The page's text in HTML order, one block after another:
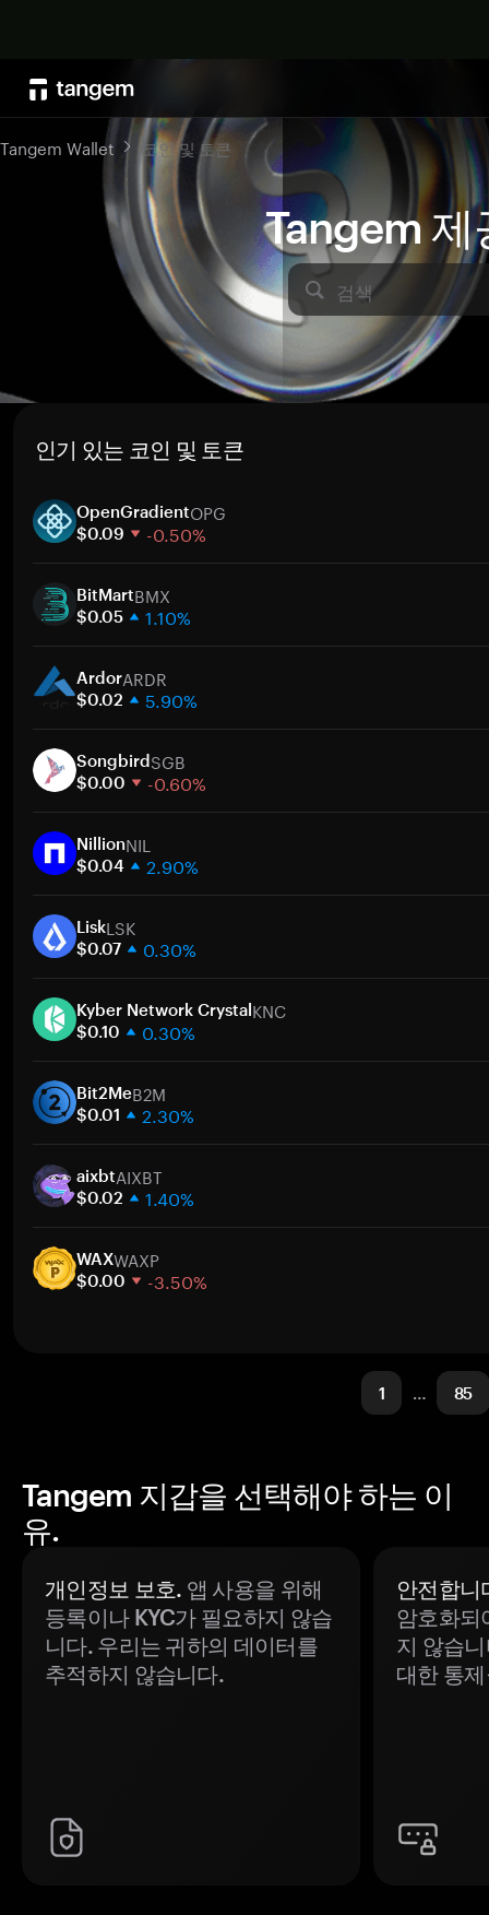
Tangem 제
검색
Tangem Wallet 코인 및 토큰
인기 있는 코인 및 토큰
OpenGradientOPG
$0.09 -0.50%
30일
시가총액
BitMartBMX
$0.05 1.10%
30일
시가총액
ArdorARDR
$0.02 5.90%
30일
시가총액
SongbirdSGB
$0.00 -0.60%
30일
시가총액
NillionNIL
$0.04 2.90%
30일
시가총액
LiskLSK
$0.07 0.30%
30일
시가총액
Kyber Network CrystalKNC
$0.10 0.30%
30일
시가총액
Bit2MeB2M
$0.01 2.30%
30일
시가총액
aixbtAIXBT
$0.02 1.40%
30일
시가총액
WAXWAXP
$0.00 -3.50%
1 … 85
Tangem 지갑을 선택해야 하는 이
유.
개인정보 보호. 앱 사용을 위해
등록이나 KYC가 필요하지 않습
니다. 우리는 귀하의 데이터를
추적하지 않습니다.
안전합니
암호화되
지 않습
대한 통